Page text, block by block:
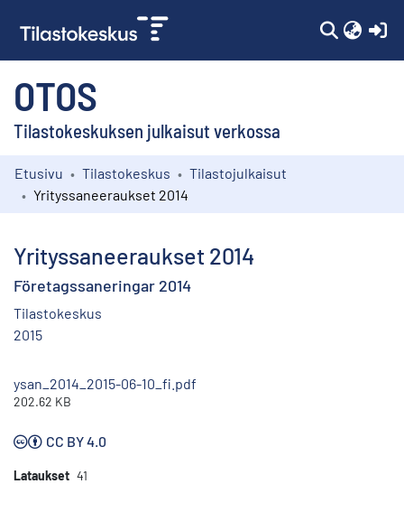
OTOS
Tilastokeskuksen julkaisut verkossa
Kokoelmat
Etusivu Tilastokeskus
Tilastojulkaisut
Yrityssaneeraukset 2014
Yrityssaneeraukset 2014
Företagssaneringar 2014
Tilastokeskus
2015
ysan_2014_2015-06-10_fi.pdf
202.62 KB
CC BY 4.0
Lataukset 41